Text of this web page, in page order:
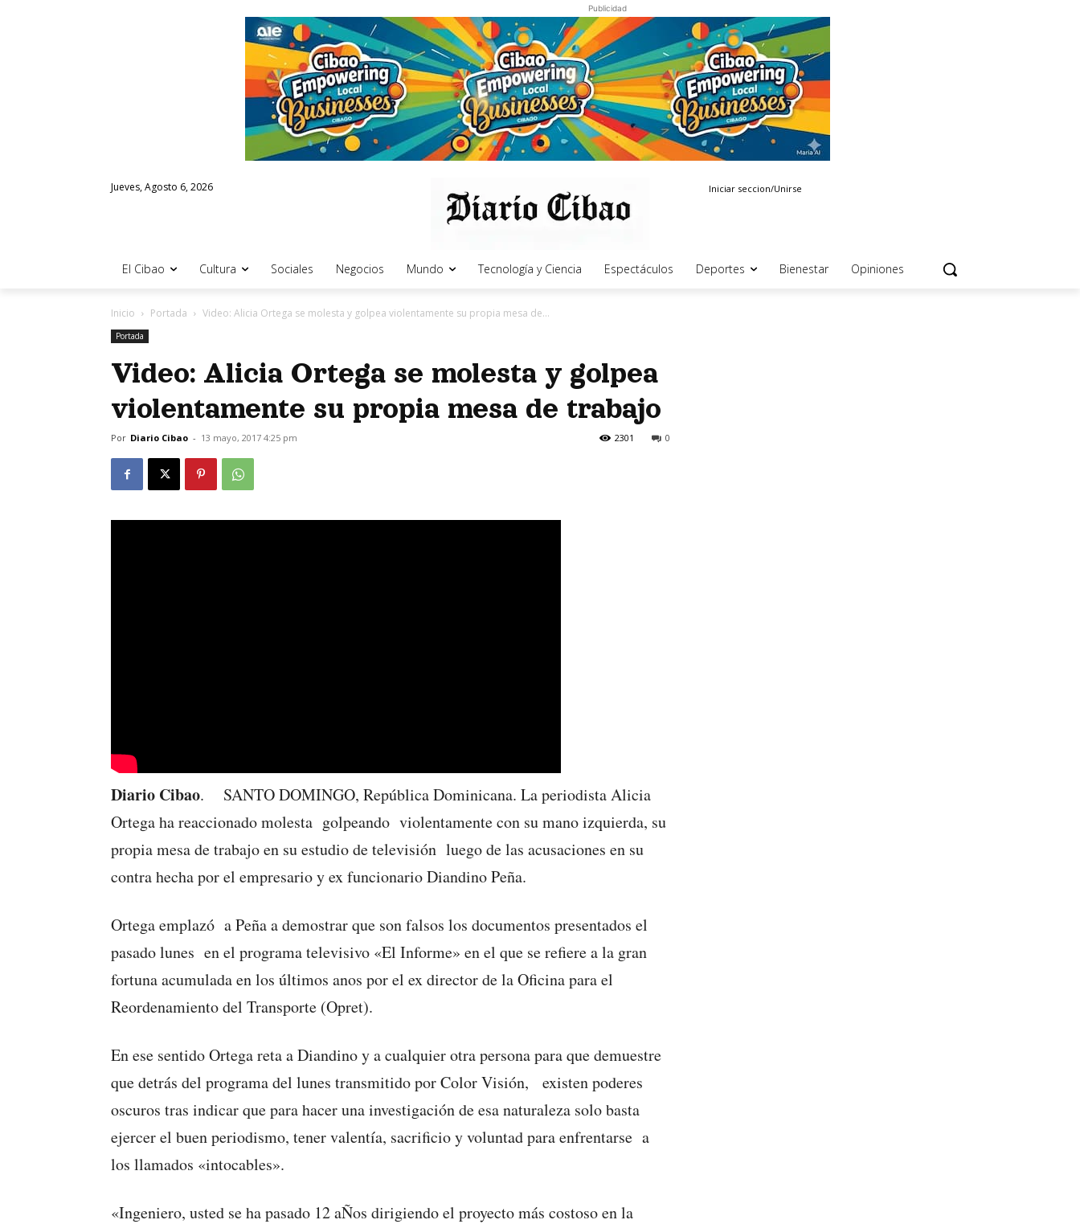
Publicidad
Jueves, Agosto 6, 2026 Iniciar seccion/Unirse
El Cibao Cultura Sociales Negocios Mundo Tecnología y Ciencia Espectáculos Deportes Bienestar Opiniones
Inicio Portada Video: Alicia Ortega se molesta y golpea violentamente su propia mesa de...
Portada
Video: Alicia Ortega se molesta y golpea
violentamente su propia mesa de trabajo
Por Diario Cibao - 13 mayo, 2017 4:25 pm 0
2301
Diario Cibao. SANTO DOMINGO, República Dominicana. La periodista Alicia
Ortega ha reaccionado molesta golpeando violentamente con su mano izquierda, su
propia mesa de trabajo en su estudio de televisión luego de las acusaciones en su
contra hecha por el empresario y ex funcionario Diandino Peña.
Ortega emplazó a Peña a demostrar que son falsos los documentos presentados el
pasado lunes en el programa televisivo «El Informe» en el que se refiere a la gran
fortuna acumulada en los últimos anos por el ex director de la Oficina para el
Reordenamiento del Transporte (Opret).
En ese sentido Ortega reta a Diandino y a cualquier otra persona para que demuestre
que detrás del programa del lunes transmitido por Color Visión, existen poderes
oscuros tras indicar que para hacer una investigación de esa naturaleza solo basta
ejercer el buen periodismo, tener valentía, sacrificio y voluntad para enfrentarse a
los llamados «intocables».
«Ingeniero, usted se ha pasado 12 aÑos dirigiendo el proyecto más costoso en la